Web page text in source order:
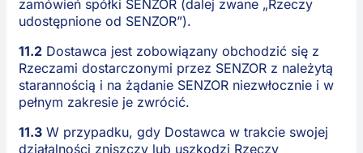
zamówień spółki SENZOR (dalej zwane „Rzeczy
udostępnione od SENZOR”).
11.2Dostawca jest zobowiązany obchodzić się z
Rzeczami dostarczonymi przez SENZOR z należytą
starannością i na żądanie SENZOR niezwłocznie i w
pełnym zakresie je zwrócić.
11.3W przypadku, gdy Dostawca w trakcie swojej
działalności zniszczy lub uszkodzi Rzeczy